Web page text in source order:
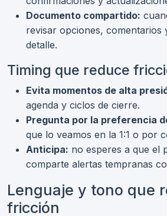
Documento compartido:
revisar opciones, comentarios
detalle.
Timing que reduce
Evita momentos de alta
agenda y ciclos de cierre.
Pregunta por la preferencia
que lo veamos en la 1:1 o por
Anticipa: no esperes a que el
comparte alertas tempranas
Lenguaje y tono que
fricción